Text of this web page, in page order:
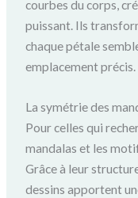
courbes du corps,
puissant. Ils
chaque pétale
emplacement précis.
La symétrie des
Pour celles qui
mandalas et les
Grâce à leur
dessins apportent